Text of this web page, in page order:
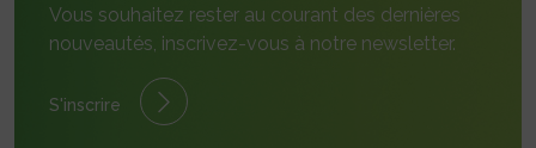
Vous souhaitez rester au courant des dernières
nouveautés, inscrivez-vous à notre newsletter.
S'inscrire